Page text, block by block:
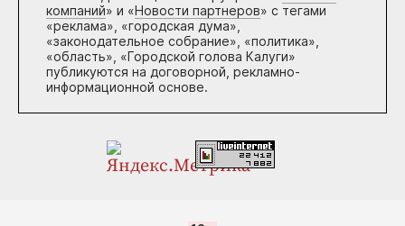
компаний» и «Новости партнеров» с тегами
«реклама», «городская дума»,
«законодательное собрание», «политика»,
«область», «Городской голова Калуги»
публикуются на договорной, рекламно-
информационной основе.